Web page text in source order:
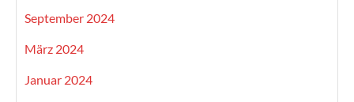
September 2024
März 2024
Januar 2024